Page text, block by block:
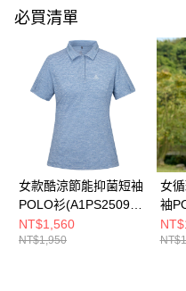
2.透過簡訊連結打開帳單後，可選
帳／街口支付／iPASS MONEY」
【注意事項】
1.本服務係由「台灣大哥大股份
用戶於交易時，得透過本服務購
買賣價金債權讓與本公司後，依約
2.基於同意付款使用「大哥付你分
資料（包含姓名、電話或地址）
由本公司與您本人進行分期帳單
3.完整用戶服務條款，請詳閱以下
每筆NT$80，滿NT$790(含以
萊爾富取貨付款
每筆NT$80，滿NT$790(含以
付款後萊爾富取貨
每筆NT$80，滿NT$790(含以
7-11取貨付款
每筆NT$80，滿NT$790(含以
付款後7-11取貨
每筆NT$80，滿NT$790(含以
必買清單
女款酷涼節能抑菌短袖
POLO衫(A1PS2509W
麻花軍藍/涼感透氣/抑
菌抗臭/快乾排汗/抗紫
NT$1,560
NT$1,950
女
袖
花/